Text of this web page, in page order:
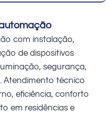
com instalação,
de dispositivos
segurança,
Atendimento técnico
eficiência, conforto
em residências e